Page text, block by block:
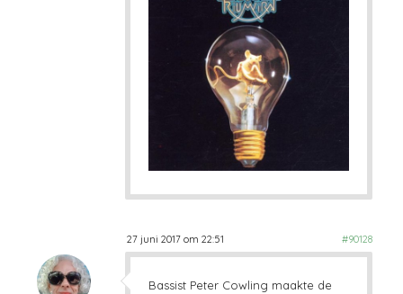
27 juni 2017 om 22:51 #90128
Bassist Peter Cowling maakte de